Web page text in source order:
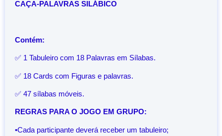
CAÇA-PALAVRAS SILÁBICO
Contém:
✅ 1 Tabuleiro com 18 Palavras em Sílabas.
✅ 18 Cards com Figuras e palavras.
✅ 47 sílabas móveis.
REGRAS PARA O JOGO EM GRUPO:
•Cada participante deverá receber um tabuleiro;